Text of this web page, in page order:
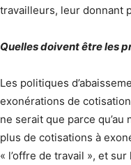
travailleurs, leur donnant
Quelles doivent être les
Les politiques
exonérations de
ne serait que parce qu’au
plus de cotisations à
« l’offre de travail », et